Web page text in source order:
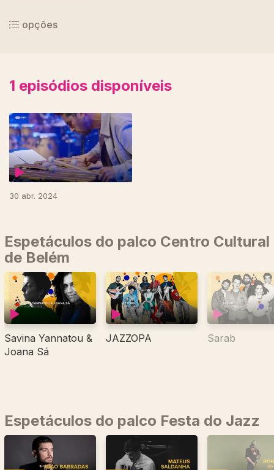
opções
1 episódios disponíveis
30 abr. 2024
765719
Espetáculos do palco Centro Cultural
de Belém
Savina Yannatou &
Joana Sá
JAZZOPA Sarab
Espetáculos do palco Festa do Jazz